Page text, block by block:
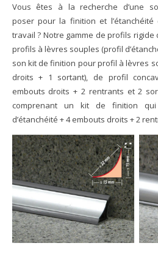
Vous êtes à la recherche d’une
poser pour la finition et
travail ? Notre gamme de profils rigide
profils à lèvres souples (profil
son kit de finition pour profil à lèvres
droits + 1 sortant), de profil
embouts droits + 2 rentrants et 2
comprenant un kit de finition
d’étanchéité + 4 embouts droits + 2